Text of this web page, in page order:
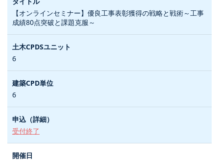
【オンラインセミナー】優良工事表彰獲得の戦略と戦術～工事
成績80点突破と課題克服～
6
6
受付終了